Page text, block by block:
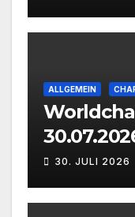
ALLGEMEIN
30. JULI 2026